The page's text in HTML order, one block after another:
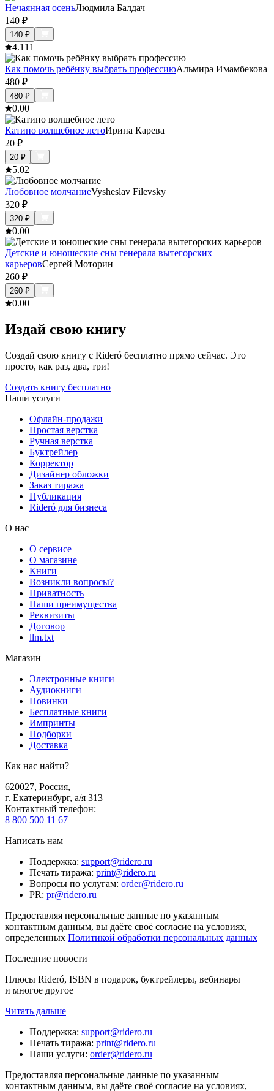
Нечаянная осеньЛюдмила Балдач
140 ₽
140 ₽
4.1 11
Как помочь ребёнку выбрать профессиюАльмира Имамбекова
480 ₽
480 ₽
0.00
Катино волшебное летоИрина Карева
20 ₽
20 ₽
5.02
Любовное молчаниеVysheslav Filevsky
320 ₽
320 ₽
0.00
Детские и юношеские сны генерала вытегорских
карьеровСергей Моторин
260 ₽
260 ₽
0.00
Издай свою книгу
Создай свою книгу с Rideró бесплатно прямо сейчас. Это
просто, как раз, два, три!
Создать книгу бесплатно
Наши услуги
Офлайн-продажи
Простая верстка
Ручная верстка
Буктрейлер
Корректор
Дизайнер обложки
Заказ тиража
Публикация
Rideró для бизнеса
О нас
О сервисе
О магазине
Книги
Возникли вопросы?
Приватность
Наши преимущества
Реквизиты
Договор
llm.txt
Магазин
Электронные книги
Аудиокниги
Новинки
Бесплатные книги
Импринты
Подборки
Доставка
Как нас найти?
620027, Россия,
г. Екатеринбург, а/я 313
Контактный телефон:
8 800 500 11 67
Написать нам
Поддержка: support@ridero.ru
Печать тиража: print@ridero.ru
Вопросы по услугам: order@ridero.ru
PR: pr@ridero.ru
Предоставляя персональные данные по указанным
контактным данным, вы даёте своё согласие на условиях,
определенных Политикой обработки персональных данных
Последние новости
Плюсы Rideró, ISBN в подарок, буктрейлеры, вебинары
и многое другое
Читать дальше
Поддержка: support@ridero.ru
Печать тиража: print@ridero.ru
Наши услуги: order@ridero.ru
Предоставляя персональные данные по указанным
контактным данным, вы даёте своё согласие на условиях,